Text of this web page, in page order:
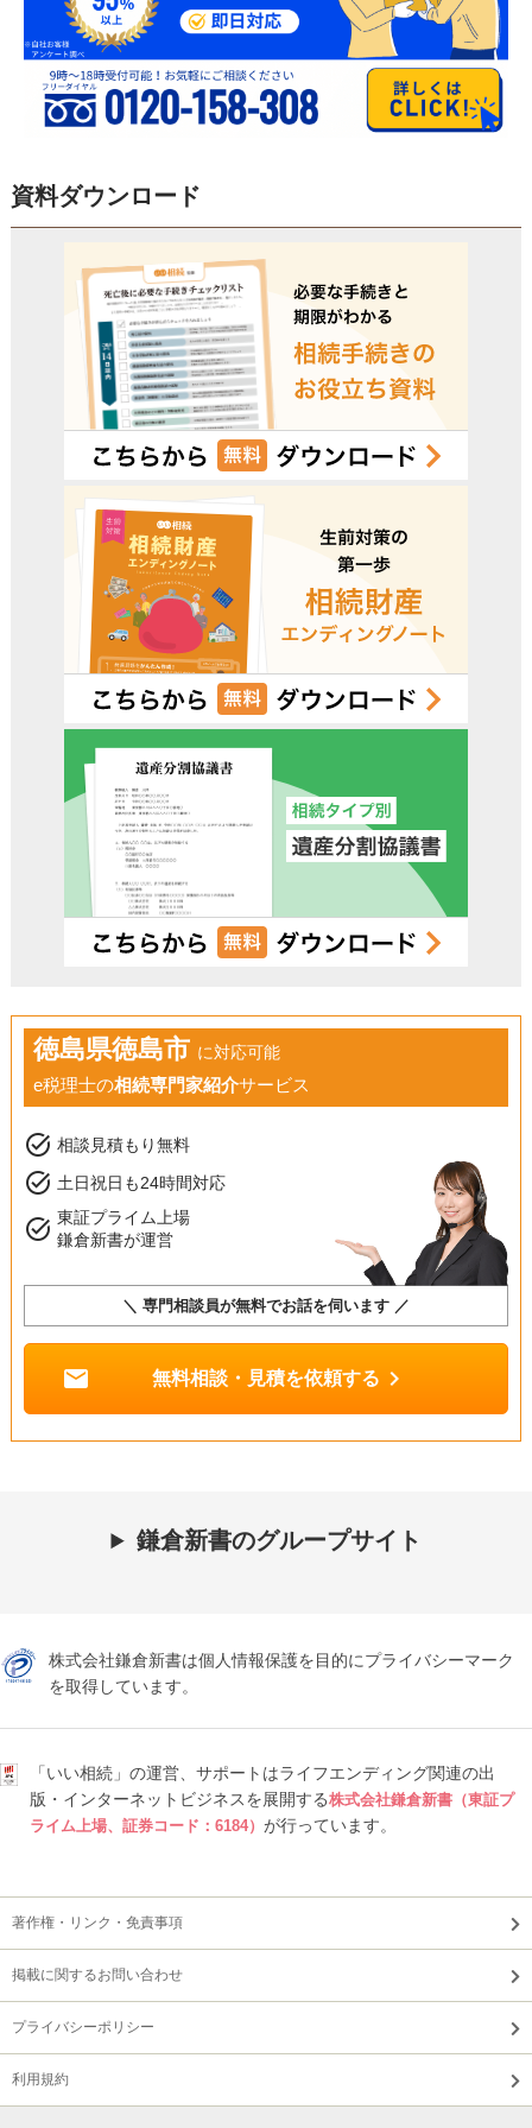
資料ダウンロード
徳島県徳島市 に対応可能
e税理士の相続専門家紹介サービス
task_alt 相談見積もり無料
task_alt 土日祝日も24時間対応
task_alt 東証プライム上場
鎌倉新書が運営
＼ 専門相談員が無料でお話を伺います ／
mail 無料相談・見積を依頼する chevron_right
鎌倉新書のグループサイト
株式会社鎌倉新書は個人情報保護を目的にプライバシーマーク
を取得しています。
「いい相続」の運営、サポートはライフエンディング関連の出
版・インターネットビジネスを展開する株式会社鎌倉新書（東証プ
ライム上場、証券コード：6184） が行っています。
著作権・リンク・免責事項
掲載に関するお問い合わせ
プライバシーポリシー
利用規約